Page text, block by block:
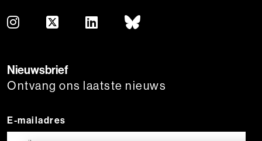
Nieuwsbrief
Ontvang ons laatste nieuws
E-mailadres